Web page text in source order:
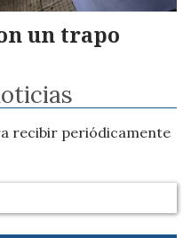
un trapo
recibir periódicamente